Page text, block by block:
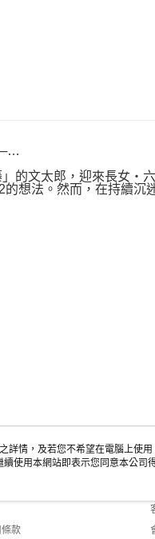
的文太郎，迎來長女‧
的想法。然而，在持續
款
詳情，及若您不希望在電腦上使
續使用本網站即表示您同意本公司